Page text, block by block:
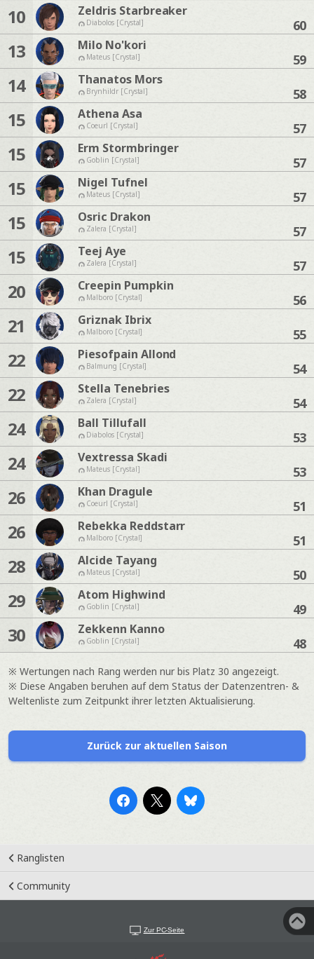
10 Zeldris Starbreaker
Diabolos [Crystal] 60
13 Milo No'kori
Mateus [Crystal] 59
14 Thanatos Mors
Brynhildr [Crystal] 58
15 Athena Asa
Coeurl [Crystal] 57
15 Erm Stormbringer
Goblin [Crystal] 57
15 Nigel Tufnel
Mateus [Crystal] 57
15 Osric Drakon
Zalera [Crystal] 57
15 Teej Aye
Zalera [Crystal] 57
20 Creepin Pumpkin
Malboro [Crystal] 56
21 Griznak Ibrix
Malboro [Crystal] 55
22 Piesofpain Allond
Balmung [Crystal] 54
22 Stella Tenebries
Zalera [Crystal] 54
24 Ball Tillufall
Diabolos [Crystal] 53
24 Vextressa Skadi
Mateus [Crystal] 53
26 Khan Dragule
Coeurl [Crystal] 51
26 Rebekka Reddstarr
Malboro [Crystal] 51
28 Alcide Tayang
Mateus [Crystal] 50
29 Atom Highwind
Goblin [Crystal] 49
30 Zekkenn Kanno
Goblin [Crystal] 48
※ Wertungen nach Rang werden nur bis Platz 30 angezeigt.
※ Diese Angaben beruhen auf dem Status der Datenzentren- &
Weltenliste zum Zeitpunkt ihrer letzten Aktualisierung.
Zurück zur aktuellen Saison
Ranglisten
Community
Zur PC-Seite